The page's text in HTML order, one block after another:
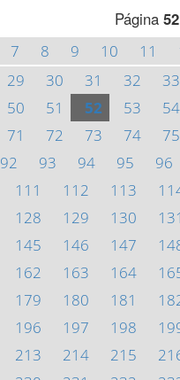
Página 52
7 8 9 10 11
29 30 31 32 33
50 51 52 53 54
71 72 73 74 75
92 93 94 95 96
111 112 113
128 129 130 131
145 146 147
162 163 164
179 180 181
196 197 198
213 214 215